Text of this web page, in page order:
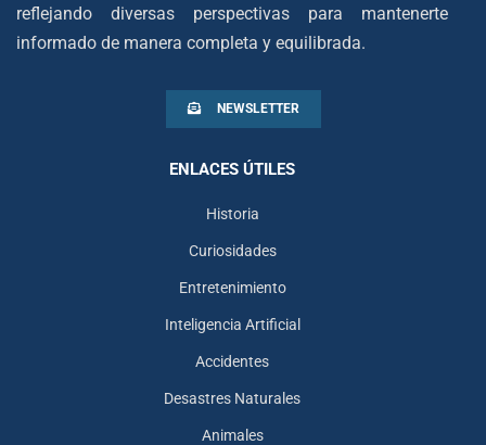
reflejando diversas perspectivas para mantenerte
informado de manera completa y equilibrada.
NEWSLETTER
ENLACES ÚTILES
Historia
Curiosidades
Entretenimiento
Inteligencia Artificial
Accidentes
Desastres Naturales
Animales